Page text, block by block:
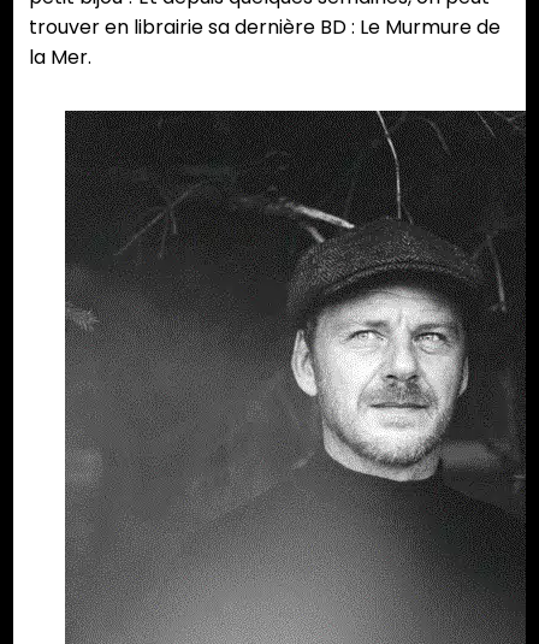
trouver en librairie sa dernière BD : Le Murmure de
la Mer.